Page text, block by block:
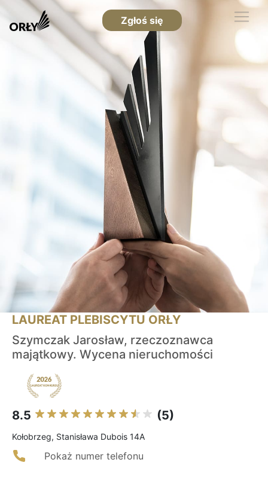
Zgłoś się
LAUREAT PLEBISCYTU ORŁY
Szymczak Jarosław, rzeczoznawca
majątkowy. Wycena nieruchomości
8.5 (5)
Kołobrzeg, Stanisława Dubois 14A
Pokaż numer telefonu